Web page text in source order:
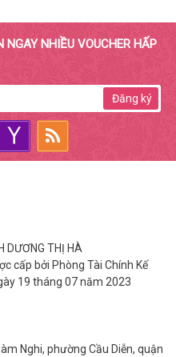
NHIỀU VOUCHER HẤP
Đăng ký
DƯƠNG THỊ HÀ
cấp bởi Phòng Tài Chính Kế
19 tháng 07 năm 2023
Nghi, phường Cầu Diễn, quận